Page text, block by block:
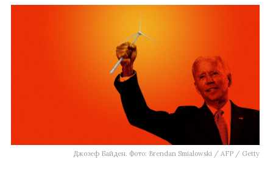
Джозеф Байден. Фото: Brendan Smialowski / AFP / Getty